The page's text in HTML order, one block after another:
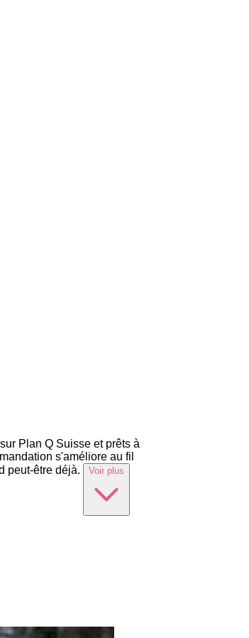
Plan Q Suisse et prêts à
s'améliore au fil
peut-être déjà.
Voir plus